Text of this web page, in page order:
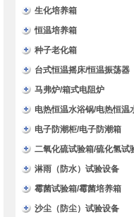
生化培养箱
恒温培养箱
种子老化箱
台式恒温摇床/恒温振荡器
马弗炉/箱式电阻炉
电热恒温水浴锅/电热恒温
电子防潮柜/电子防潮箱
二氧化硫试验箱/硫化氢试
淋雨（防水）试验设备
霉菌试验箱/霉菌培养箱
沙尘（防尘）试验设备